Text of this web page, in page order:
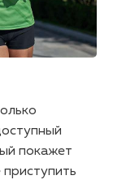
покажет